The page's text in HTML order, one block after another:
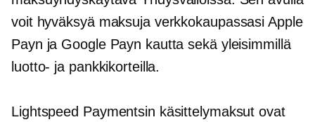
voit hyväksyä maksuja verkkokaupassasi Apple
Payn ja Google Payn kautta sekä yleisimmillä
luotto- ja pankkikorteilla.
Lightspeed Paymentsin käsittelymaksut ovat